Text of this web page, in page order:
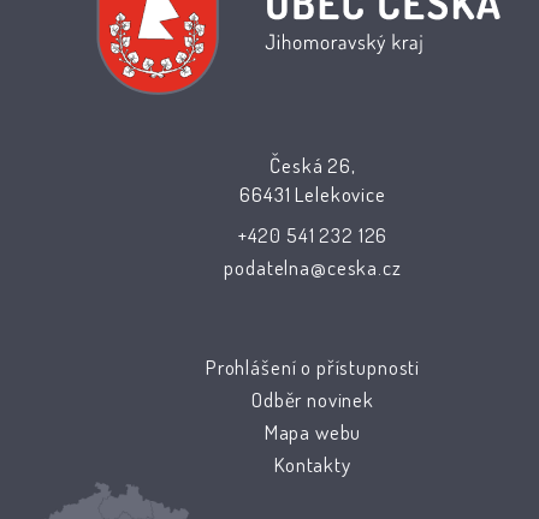
Česká 26,
66431 Lelekovice
+420 541 232 126
podatelna@ceska.cz
Prohlášení o přístupnosti
Odběr novinek
Mapa webu
Kontakty